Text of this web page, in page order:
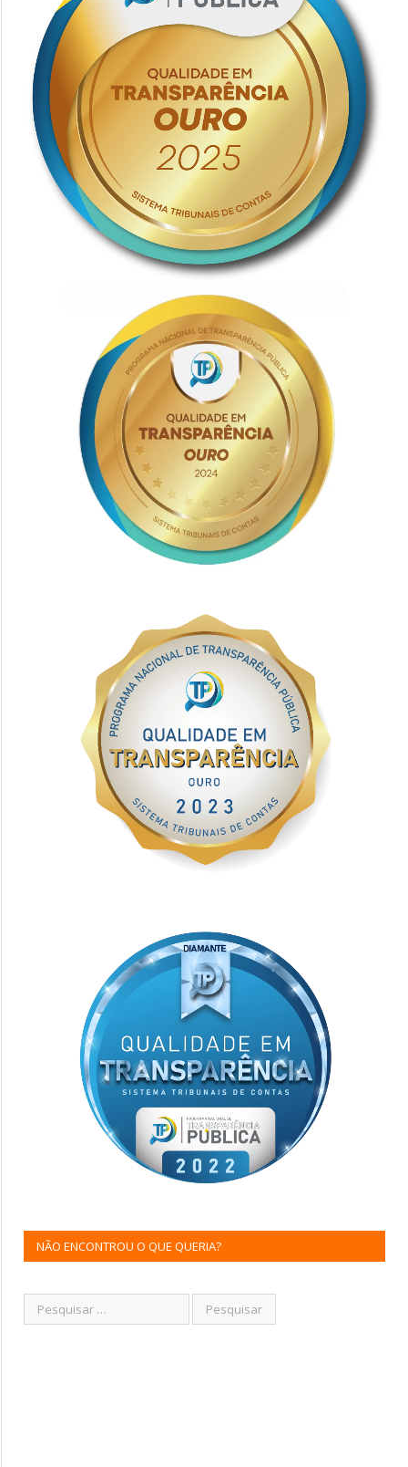
NÃO ENCONTROU O QUE QUERIA?